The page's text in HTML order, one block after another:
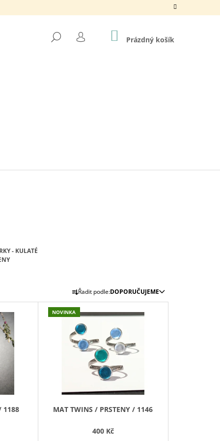
HLEDAT
PŘIHLÁŠENÍ
NÁKUPNÍ
KOŠÍK
Prázdný košík
- KULATÉ
Ř
A
Z
N
O
D
U
Řadit podle:DOPORUČUJEME
1188
NOVINKA
MAT TWINS / PRSTENY / 1146
400 Kč